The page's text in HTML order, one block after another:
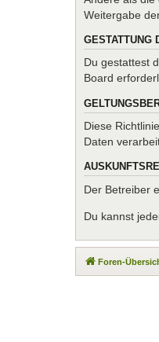
Weitergabe
GESTATTUNG
Du gestattest
Board
Diese
Daten
Der Betreiber
Du kannst
Foren-